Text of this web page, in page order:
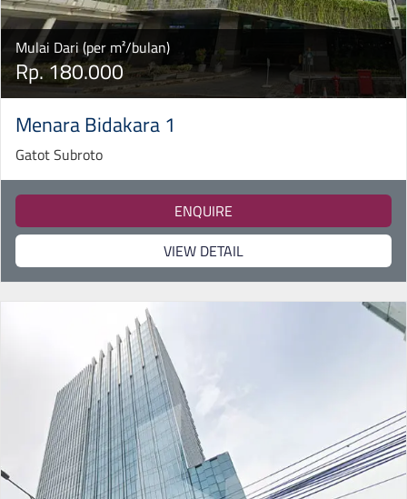
Mulai Dari (per m²/bulan)
Rp. 180.000
Menara Bidakara 1
Gatot Subroto
ENQUIRE
VIEW DETAIL